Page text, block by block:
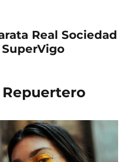
Real Sociedad
Repuertero